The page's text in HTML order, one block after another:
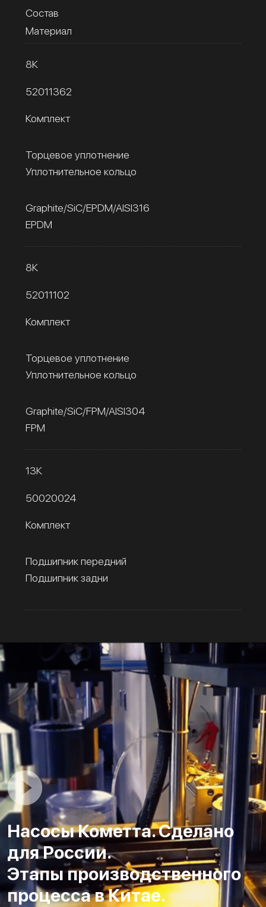
Состав
Материал
8К
52011362
Комплект
Торцевое уплотнение
Уплотнительное кольцо
Graphite/SiC/EPDM/AISI316
EPDM
8К
52011102
Комплект
Торцевое уплотнение
Уплотнительное кольцо
Graphite/SiC/FPM/AISI304
FPM
13К
50020024
Комплект
Подшипник передний
Подшипник задни
Насосы Кометта. Сделано
для России.
Этапы производственного
процесса в Китае.